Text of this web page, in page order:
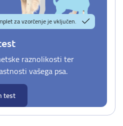
za vzorčenje je vključen.
raznolikosti ter
vašega psa.
test